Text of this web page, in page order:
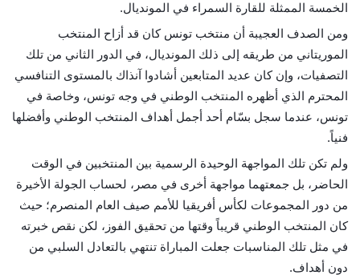
الخمسة الممثلة للقارة السمراء في المونديال.
ومن الصدف العجيبة أن منتخب تونس كان قد أزاح المنتخب
الموريتاني من طريقه إلى ذلك المونديال، في الدور الثاني من تلك
التصفيات، وإن كان عديد المتابعين أشادوا آنذاك بالمستوى التنافسي
المحترم الذي أظهره المنتخب الوطني في وجه تونس، وخاصة في
تونس، عندما سجل بسّام أحد أجمل أهداف المنتخب الوطني وأفضلها
فنياً.
ولم تكن تلك المواجهة الوحيدة الرسمية بين المنتخبين في الوقت
الحاضر، بل جمعتهما مواجهة أخرى في مصر، لحساب الجولة الأخيرة
من دور المجموعات لكأس أفريقيا للأمم صيف العام المنصرم؛ حيث
كان المنتخب الوطني قريباً وقتها من تحقيق الفوز، لكن نقص خبرته
في مثل تلك المناسبات جعلت المباراة تنتهي بالتعادل السلبي من
دون أهداف.